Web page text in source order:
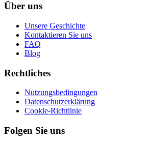
Über uns
Unsere Geschichte
Kontaktieren Sie uns
FAQ
Blog
Rechtliches
Nutzungsbedingungen
Datenschutzerklärung
Cookie-Richtlinie
Folgen Sie uns